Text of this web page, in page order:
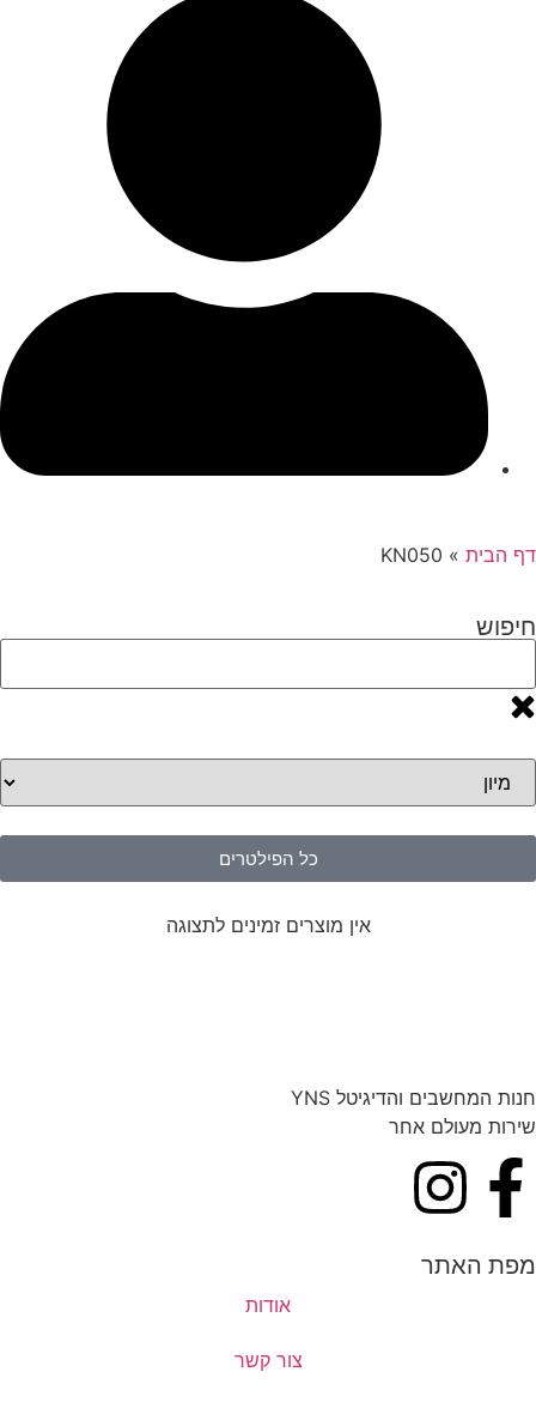
דף הבית »
KN050
חיפוש
כל הפילטרים
אין מוצרים זמינים לתצוגה
חנות המחשבים והדיגיטל YNS
שירות מעולם אחר
מפת האתר
אודות
צור קשר